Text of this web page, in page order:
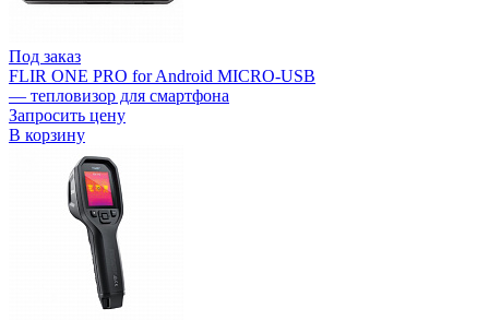
Под заказ
FLIR ONE PRO for Android MICRO-USB
— тепловизор для смартфона
Запросить цену
В корзину